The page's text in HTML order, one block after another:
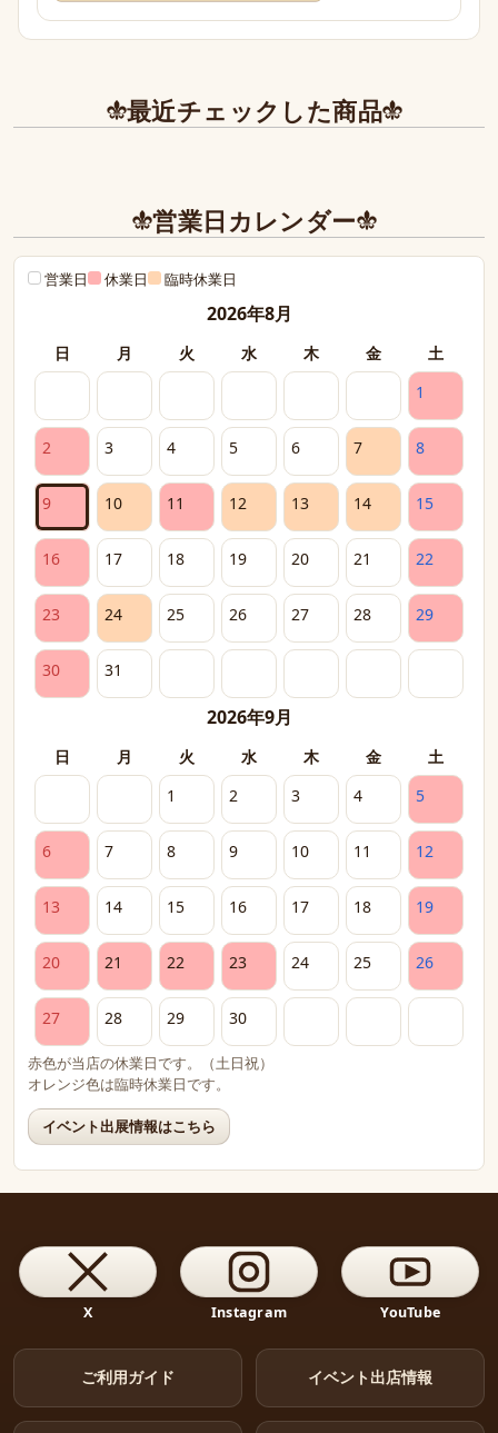
また、丁寧であたたかいお手紙やプレゼントまで同
本当にありがとうございました。
最近チェックした商品
営業日カレンダー
営業日 休業日 臨時休業日
2026年8月
日 月 火 水 木 金
土
1
2 3 4 5 6 7 8
9 10 11 12 13 14 15
16 17 18 19 20 21 22
23 24 25 26 27 28 29
30 31
2026年9月
日 月 火 水 木 金
土
1
2 3 4 5
6 7 8 9 10 11 12
13 14 15 16 17 18 19
20 21 22 23 24 25 26
27 28 29 30
赤色が当店の休業日です。（土日祝）
オレンジ色は臨時休業日です。
イベント出展情報はこちら
X Instagram YouTube
ご利用ガイド イベント出店情報